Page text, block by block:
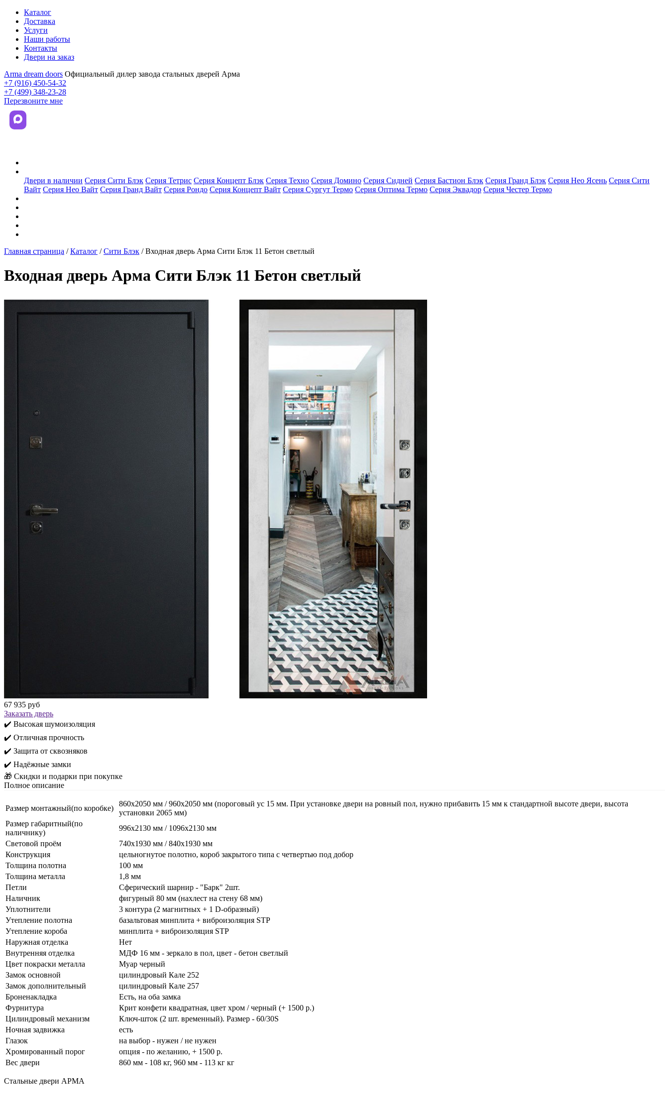
Каталог
Доставка
Услуги
Наши работы
Контакты
Двери на заказ
Arma dream doors Официальный дилер завода стальных дверей Арма
+7 (916) 450-54-32
+7 (499) 348-23-28
Перезвоните мне
Двери в наличии Серия Сити Блэк Серия Тетрис Серия Концепт Блэк Серия Техно Серия Домино Серия Сидней Серия Бастион Блэк Серия Гранд Блэк Серия Нео Ясень Серия Сити
Вайт Серия Нео Вайт Серия Гранд Вайт Серия Рондо Серия Концепт Вайт Серия Сургут Термо Серия Оптима Термо Серия Эквадор Серия Честер Термо
Главная страница /Каталог /Сити Блэк /Входная дверь Арма Сити Блэк 11 Бетон светлый
Входная дверь Арма Сити Блэк 11 Бетон светлый
67 935 руб
Заказать дверь
✔️ Высокая шумоизоляция
✔️ Отличная прочность
✔️ Защита от сквозняков
✔️ Надёжные замки
🎁 Скидки и подарки при покупке
Полное описание
Размер монтажный(по коробке)
860х2050 мм / 960х2050 мм (пороговый ус 15 мм. При установке двери на ровный пол, нужно прибавить 15 мм к стандартной высоте двери, высота
установки 2065 мм)
Размер габаритный(по
наличнику)
996х2130 мм / 1096х2130 мм
Световой проём
740х1930 мм / 840х1930 мм
Конструкция
цельногнутое полотно, короб закрытого типа с четвертью под добор
Толщина полотна
100 мм
Толщина металла
1,8 мм
Петли
Сферический шарнир - "Барк" 2шт.
Наличник
фигурный 80 мм (нахлест на стену 68 мм)
Уплотнители
3 контура (2 магнитных + 1 D-образный)
Утепление полотна
базальтовая минплита + виброизоляция STP
Утепление короба
минплита + виброизоляция STP
Наружная отделка
Нет
Внутренняя отделка
МДФ 16 мм - зеркало в пол, цвет - бетон светлый
Цвет покраски металла
Муар черный
Замок основной
цилиндровый Кале 252
Замок дополнительный
цилиндровый Кале 257
Броненакладка
Есть, на оба замка
Фурнитура
Крит конфети квадратная, цвет хром / черный (+ 1500 р.)
Цилиндровый механизм
Ключ-шток (2 шт. временный). Размер - 60/30S
Ночная задвижка
есть
Глазок
на выбор - нужен / не нужен
Хромированный порог
опция - по желанию, + 1500 р.
Вес двери
860 мм - 108 кг, 960 мм - 113 кг кг
Стальные двери АРМА